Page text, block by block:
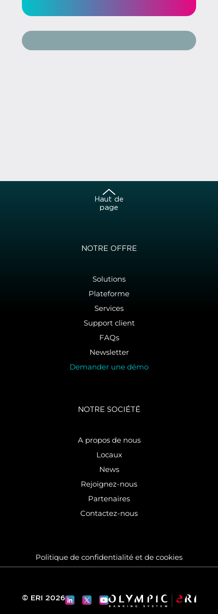
Haut de
page
NOTRE OFFRE
Solutions
Plateforme
Services
Support client
FAQs
Newsletter
Demander une démo
NOTRE SOCIÉTÉ
A propos de nous
Locaux
News
Rejoignez-nous
Partenaires
Contactez-nous
Politique de confidentialité et de cookies
© ERI 2026